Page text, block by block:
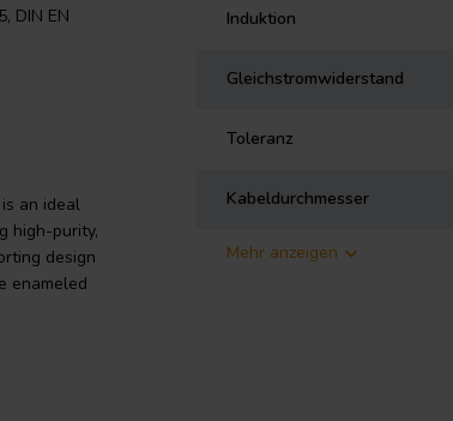
DIN EN
an ideal
high-purity,
design
enameled
IEC
Induktion
Gleichstromwiderstand
Toleranz
Kabeldurchmesser
Mehr anzeigen